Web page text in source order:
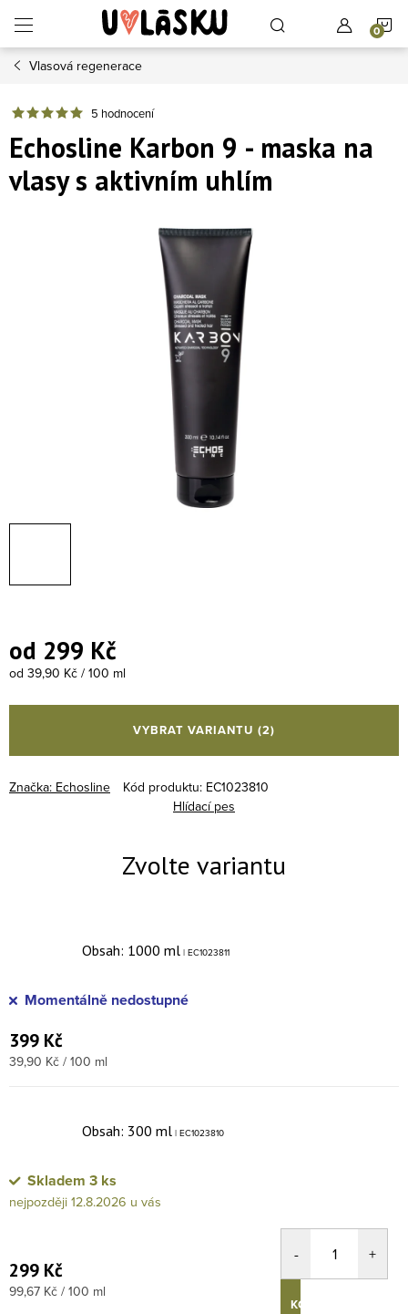
Vlasová regenerace
5 hodnocení
Echosline Karbon 9 - maska na
vlasy s aktivním uhlím
od 299 Kč
Měrná cena:
od 39,90 Kč / 100 ml
VYBRAT VARIANTU (2)
Značka: Echosline Kód produktu: EC1023810
Hlídací pes
Obsah: 1000 ml | EC1023811
Momentálně nedostupné
399 Kč
Měrná cena:
39,90 Kč / 100 ml
Obsah: 300 ml | EC1023810
Skladem 3 ks
12.8.2026
299 Kč
Měrná cena:
99,67 Kč / 100 ml
KOUPIT